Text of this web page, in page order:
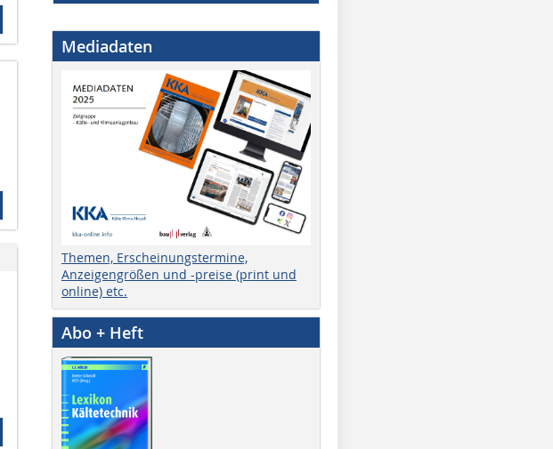
Mediadaten
Themen, Erscheinungstermine,
Anzeigengrößen und -preise (print und
online) etc.
Abo + Heft